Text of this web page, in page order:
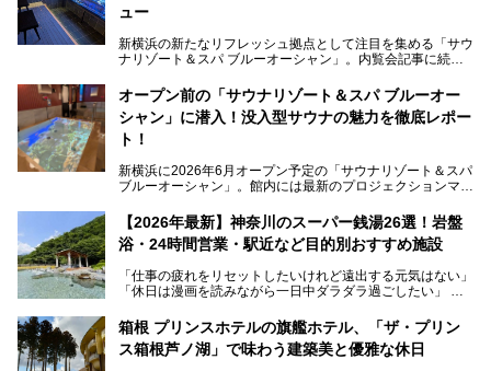
ュー
新横浜の新たなリフレッシュ拠点として注目を集める「サウ
ナリゾート＆スパ ブルーオーシャン」。内覧会記事に続
す。サウナや水風呂の気持ちよさはもちろん、リラックスス
ペースの過ごしやすさまで徹底チェック。新横浜エリアで日
常の疲れをリセットしたい人、ライブやスポーツ観戦遠征組
は必見です。
オープン前の「サウナリゾート＆スパ ブルーオー
シャン」に潜入！没入型サウナの魅力を徹底レポー
ト！
新横浜に2026年6月オープン予定の「サウナリゾート＆スパ
ブルーオーシャン」。館内には最新のプロジェクションマッ
的な“没入感（イマーシブ）”を体験できます。
今回は、そんな大注目の施設に一足先にお邪魔し、その全貌
を見学させていただきました！
サウナ室の中に咲き誇る桜、魚たちが泳ぐ水風呂、そしてバ
リのビーチを思わせる休憩スペース…。驚きの連続だった館
内の様子をレポートします！
【2026年最新】神奈川のスーパー銭湯26選！岩盤
浴・24時間営業・駅近など目的別おすすめ施設
「仕事の疲れをリセットしたいけれど遠出する元気はない」
「休日は漫画を読みながら一日中ダラダラ過ごしたい」
たい」
そんな「癒やされたい」という願いを叶えてくれるのが、神
箱根 プリンスホテルの旗艦ホテル、「ザ・プリン
ス箱根芦ノ湖」で味わう建築美と優雅な休日